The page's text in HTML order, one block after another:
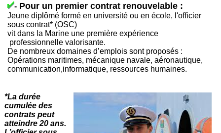
- Pour un premier contrat renouvelable :
Jeune diplômé formé en université ou en école, l'officier
sous contrat* (OSC)
vit dans la Marine une première expérience
professionnelle valorisante.
De nombreux domaines d’emplois sont proposés :
Opérations maritimes, mécanique navale, aéronautique,
communication,informatique, ressources humaines.
*La durée
cumulée des
contrats peut
atteindre 20 ans.